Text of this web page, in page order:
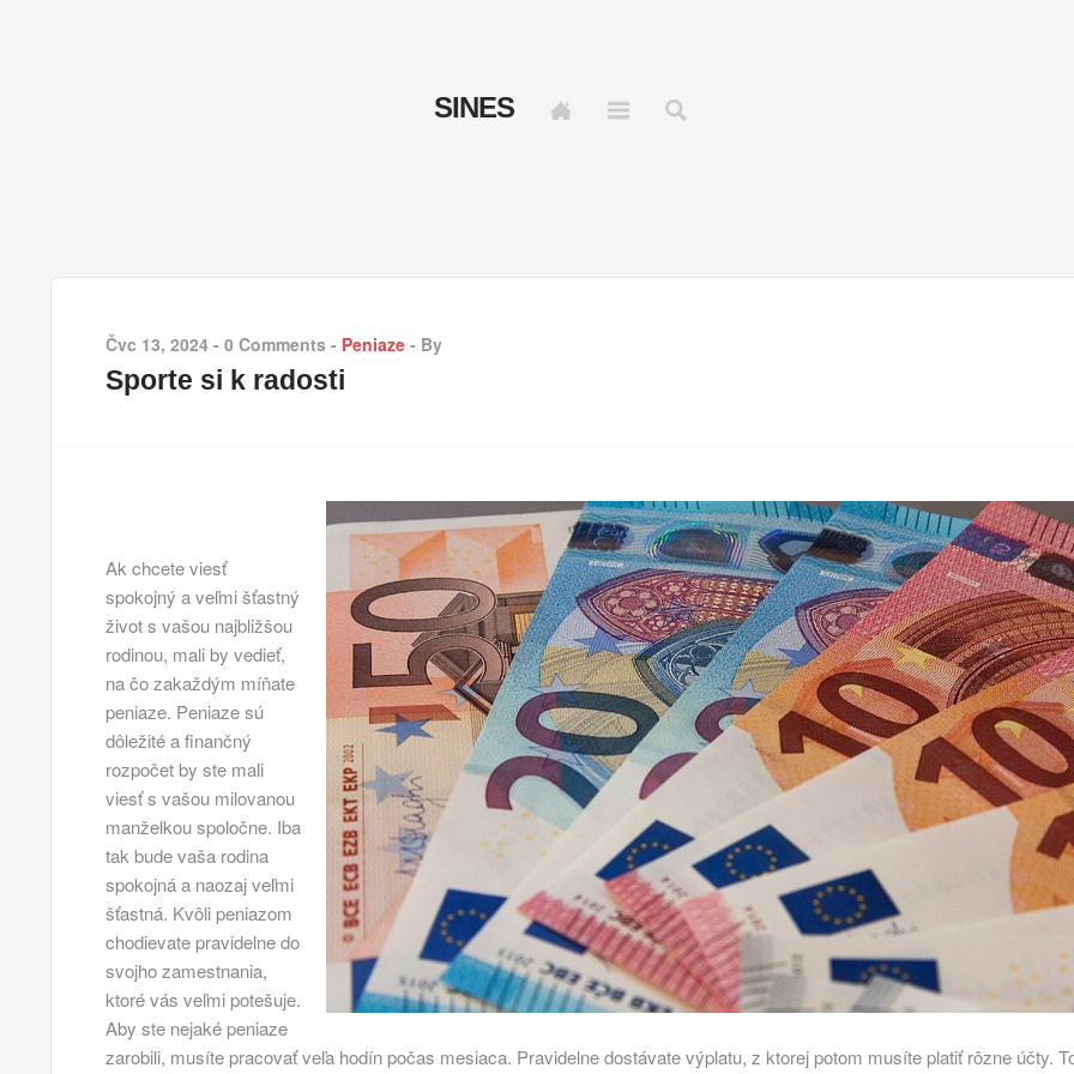
SINES
Čvc 13, 2024 - 0 Comments - Peniaze - By
Sporte si k radosti
Ak chcete viesť
spokojný a veľmi šťastný
život s vašou najbližšou
rodinou, mali by vedieť,
na čo zakaždým míňate
peniaze. Peniaze sú
dôležité a finančný
rozpočet by ste mali
viesť s vašou milovanou
manželkou spoločne. Iba
tak bude vaša rodina
spokojná a naozaj veľmi
šťastná. Kvôli peniazom
chodievate pravidelne do
svojho zamestnania,
ktoré vás veľmi potešuje.
Aby ste nejaké peniaze
zarobili, musíte pracovať veľa hodín počas mesiaca. Pravidelne dostávate výplatu, z ktorej potom musíte platiť rôzne účty.